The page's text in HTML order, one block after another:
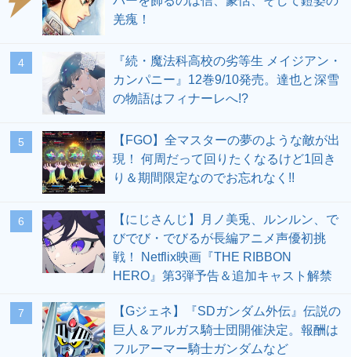
羌瘣！
4
『続・魔法科高校の劣等生 メイジアン・
カンパニー』12巻9/10発売。達也と深雪
の物語はフィナーレへ!?
5
【FGO】全マスターの夢のような敵が出
現！ 何周だって回りたくなるけど1回き
り＆期間限定なのでお忘れなく!!
6
【にじさんじ】月ノ美兎、ルンルン、で
びでび・でびるが長編アニメ声優初挑
戦！ Netflix映画『THE RIBBON
HERO』第3弾予告＆追加キャスト解禁
7
【Gジェネ】『SDガンダム外伝』伝説の
巨人＆アルガス騎士団開催決定。報酬は
フルアーマー騎士ガンダムなど